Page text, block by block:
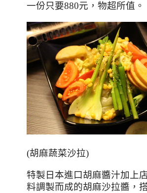
一份只要880元，物超所值。
(胡麻蔬菜沙拉)
特製日本進口胡麻醬汁加上
料調製而成的胡麻沙拉醬，